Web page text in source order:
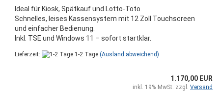
Ideal für Kiosk, Spätkauf und Lotto-Toto.
Schnelles, leises Kassensystem mit 12 Zoll Touchscreen
und einfacher Bedienung.
Inkl. TSE und Windows 11 – sofort startklar.
Lieferzeit: 1-2 Tage (Ausland abweichend)
1.170,00 EUR
inkl. 19% MwSt. zzgl. Versand